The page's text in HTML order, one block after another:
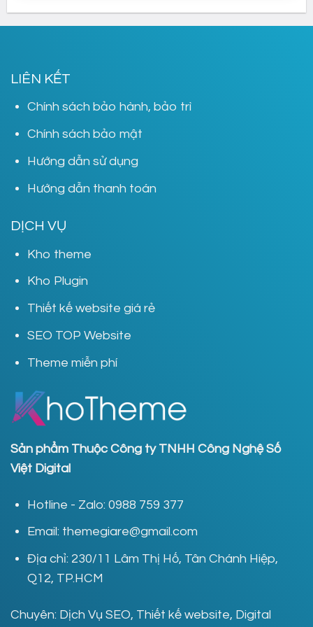
399,000₫.
LIÊN KẾT
Chính sách bảo hành, bảo trì
Chính sách bảo mật
Hướng dẫn sử dụng
Hướng dẫn thanh toán
DỊCH VỤ
Kho theme
Kho Plugin
Thiết kế website giá rẻ
SEO TOP Website
Theme miễn phí
Sản phẩm Thuộc Công ty TNHH Công Nghệ Số
Việt Digital
Hotline - Zalo: 0988 759 377
Email: themegiare@gmail.com
Địa chỉ: 230/11 Lâm Thị Hố, Tân Chánh Hiệp,
Q12, TP.HCM
Chuyên: Dịch Vụ SEO, Thiết kế website, Digital